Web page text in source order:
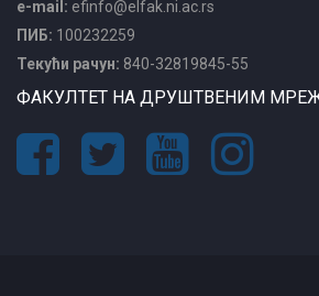
e-mail: efinfo@elfak.ni.ac.rs
ПИБ: 100232259
Текући рачун: 840-32819845-55
ФАКУЛТЕТ НА ДРУШТВЕНИМ